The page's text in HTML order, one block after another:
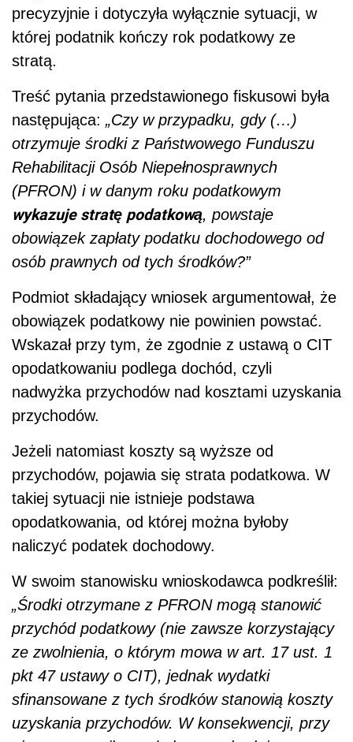
precyzyjnie i dotyczyła wyłącznie sytuacji, w
której podatnik kończy rok podatkowy ze
stratą.
Treść pytania przedstawionego fiskusowi była
następująca: „Czy w przypadku, gdy (…)
otrzymuje środki z Państwowego Funduszu
Rehabilitacji Osób Niepełnosprawnych
(PFRON) i w danym roku podatkowym
wykazuje stratę podatkową, powstaje
obowiązek zapłaty podatku dochodowego od
osób prawnych od tych środków?”
Podmiot składający wniosek argumentował, że
obowiązek podatkowy nie powinien powstać.
Wskazał przy tym, że zgodnie z ustawą o CIT
opodatkowaniu podlega dochód, czyli
nadwyżka przychodów nad kosztami uzyskania
przychodów.
Jeżeli natomiast koszty są wyższe od
przychodów, pojawia się strata podatkowa. W
takiej sytuacji nie istnieje podstawa
opodatkowania, od której można byłoby
naliczyć podatek dochodowy.
W swoim stanowisku wnioskodawca podkreślił:
„Środki otrzymane z PFRON mogą stanowić
przychód podatkowy (nie zawsze korzystający
ze zwolnienia, o którym mowa w art. 17 ust. 1
pkt 47 ustawy o CIT), jednak wydatki
sfinansowane z tych środków stanowią koszty
uzyskania przychodów. W konsekwencji, przy